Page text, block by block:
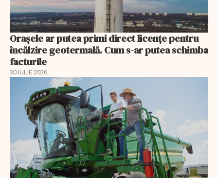
Orașele ar putea primi direct licențe pentru
încălzire geotermală. Cum s-ar putea schimba
facturile
30 IULIE 2026